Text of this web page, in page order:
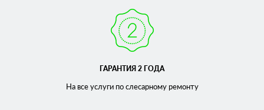
ГАРАНТИЯ 2 ГОДА
На все услуги по слесарномуремонту